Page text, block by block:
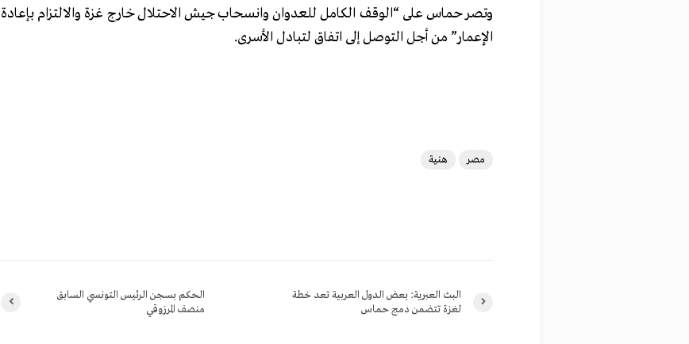
وتصر حماس على “الوقف الكامل للعدوان وانسحاب جيش الاحتلال خارج غزة والالتزام بإعادة
الإعمار” من أجل التوصل إلى اتفاق لتبادل الأسرى.
مصر هنية
الحكم بسجن الرئيس التونسي السابق
منصف المرزوقي
البث العبرية: بعض الدول العربية تعد خطة
لغزة تتضمن دمج حماس